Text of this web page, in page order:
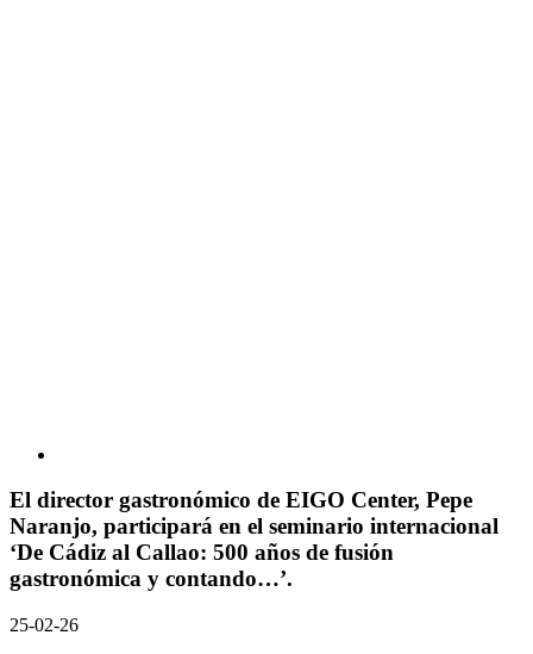
El director gastronómico de EIGO Center, Pepe
Naranjo, participará en el seminario internacional
‘De Cádiz al Callao: 500 años de fusión
gastronómica y contando…’.
25-02-26